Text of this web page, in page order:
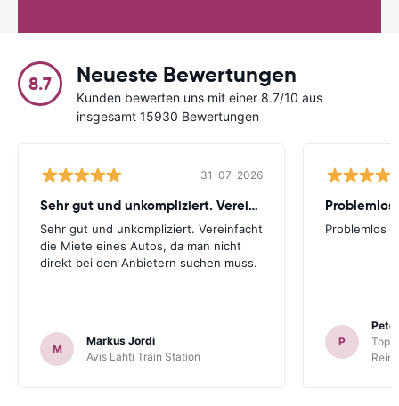
8.7 Neueste Bewertungen
Kunden bewerten uns mit einer 8.7/10 aus
insgesamt 15930 Bewertungen
31-07-2026
Sehr gut und unkompliziert. Vereinfacht
Sehr gut und unkompliziert. Vereinfacht
die Miete eines Autos, da man nicht
direkt bei den Anbietern suchen muss.
M
Markus Jordi
Avis Lahti Train Station
Problemlos
Problemlos
P